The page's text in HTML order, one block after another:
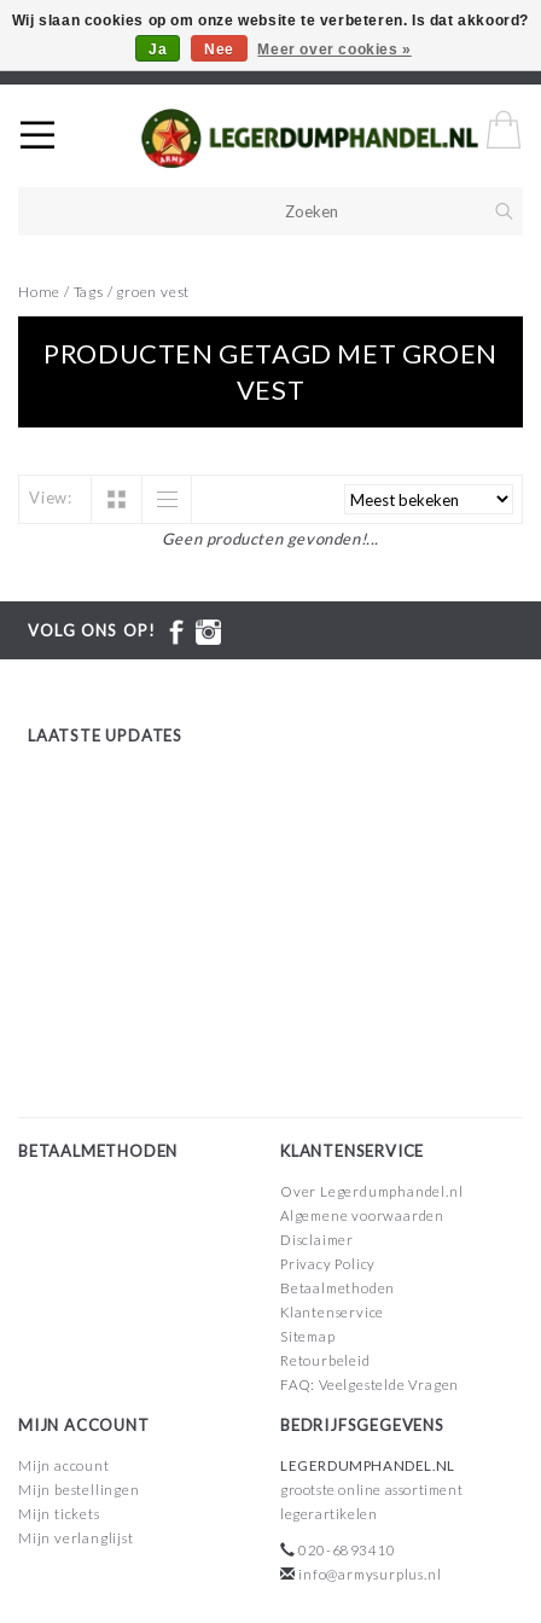
Welkom in onze webshop! Als u een product zoekt en deze niet kan
vinden in de webwinkel, neem vooral contact op!
Home / Tags / groen vest
PRODUCTEN GETAGD MET GROEN
VEST
View:
Geen producten gevonden!...
VOLG ONS OP!
LAATSTE UPDATES
BETAALMETHODEN KLANTENSERVICE
Over Legerdumphandel.nl
Algemene voorwaarden
Disclaimer
Privacy Policy
Betaalmethoden
Klantenservice
Sitemap
Retourbeleid
FAQ: Veelgestelde Vragen
MIJN ACCOUNT
Mijn account
Mijn bestellingen
Mijn tickets
Mijn verlanglijst
BEDRIJFSGEGEVENS
LEGERDUMPHANDEL.NL
grootste online assortiment
legerartikelen
020-6893410
info@armysurplus.nl
Wij slaan cookies op om onze website te verbeteren. Is dat akkoord?
Ja
Nee Meer over cookies »